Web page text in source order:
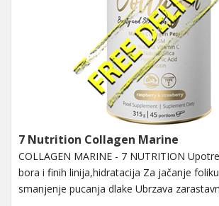
7 Nutrition Collagen Marine
COLLAGEN MARINE - 7 NUTRITION
bora i finih linija,hidratacija Za jačanje
smanjenje pucanja dlake Ubrzava